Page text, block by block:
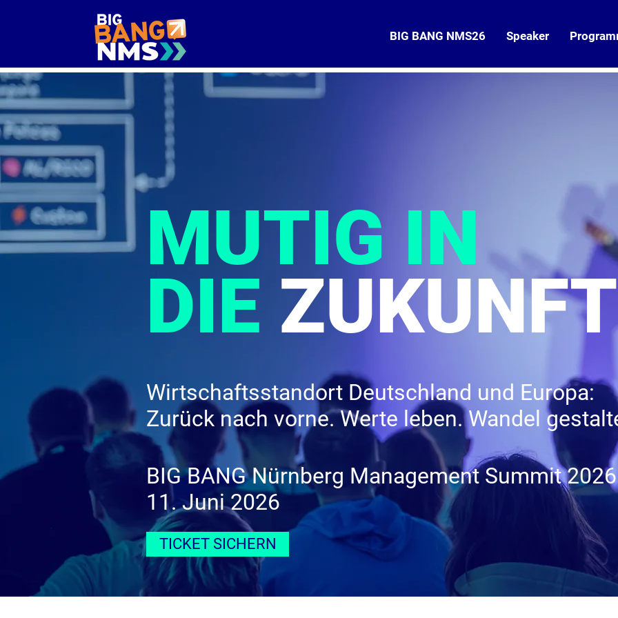
BIG BANG NMS26 Speaker
MUTIG IN
DIE ZUKUNFT
Wirtschaftsstandort Deutschland und Europa:
Zurück nach vorne. Werte leben. Wandel
BIG BANG Nürnberg Management Summit 2026
11. Juni 2026
TICKET SICHERN